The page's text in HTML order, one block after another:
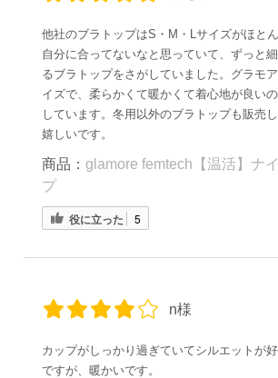
他社のブラトップはS・M・Lサイズがほと
自分に合ってないなと思っていて、ずっと
るブラトップをさがしていました。グラモ
イズで、柔らかくて暖かくて着心地が良い
しています。冬用以外のブラトップも販売
嬉しいです。
商品： glamore femtech【温活】ナ
プ
役に立った 5
n様
カップがしっかり過ぎていてシルエットが
ですが、暖かいです。